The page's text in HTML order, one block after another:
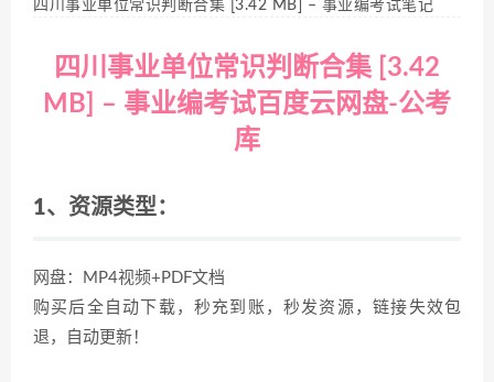
四川事业单位常识判断合集 [3.42 MB] – 事业编考试笔记
四川事业单位常识判断合集 [3.42
MB] – 事业编考试百度云网盘-公考
库
1、资源类型：
网盘：MP4视频+PDF文档
购买后全自动下载，秒充到账，秒发资源，链接失效包
退，自动更新！